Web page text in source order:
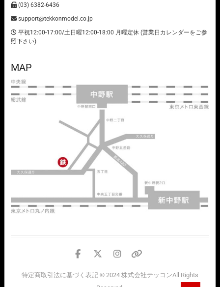
(03) 6382-6436
support@tekkonmodel.co.jp
平祝12:00-17:00/土日曜12:00-18:00 月曜定休 (営業日カレンダーをご参
照下さい)
MAP
facebook
twitter
instagram
情
特定商取引法に基づく表記© 2024 株式会社テッコンAll Rights